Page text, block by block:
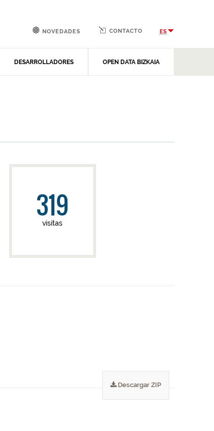
DESARROLLADORES OPEN DATA BIZKAIA
NOVEDADES CONTACTO ES
319
visitas
Descargar ZIP